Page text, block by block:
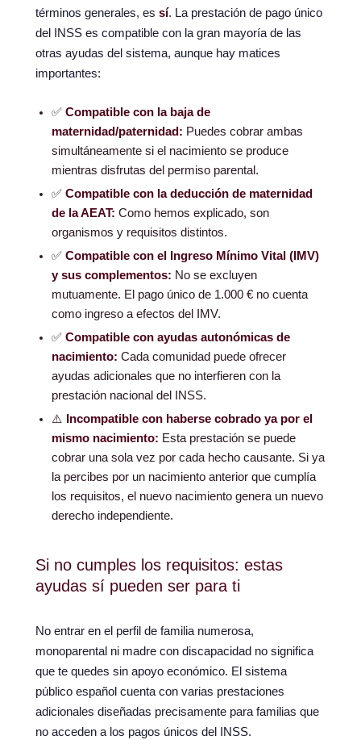
términos generales, es sí. La prestación de pago único
del INSS es compatible con la gran mayoría de las
otras ayudas del sistema, aunque hay matices
importantes:
✅ Compatible con la baja de
maternidad/paternidad: Puedes cobrar ambas
simultáneamente si el nacimiento se produce
mientras disfrutas del permiso parental.
✅ Compatible con la deducción de maternidad
de la AEAT: Como hemos explicado, son
organismos y requisitos distintos.
✅ Compatible con el Ingreso Mínimo Vital (IMV)
y sus complementos: No se excluyen
mutuamente. El pago único de 1.000 € no cuenta
como ingreso a efectos del IMV.
✅ Compatible con ayudas autonómicas de
nacimiento: Cada comunidad puede ofrecer
ayudas adicionales que no interfieren con la
prestación nacional del INSS.
⚠️
Incompatible con haberse cobrado ya por el
mismo nacimiento: Esta prestación se puede
cobrar una sola vez por cada hecho causante. Si ya
la percibes por un nacimiento anterior que cumplía
los requisitos, el nuevo nacimiento genera un nuevo
derecho independiente.
Si no cumples los requisitos: estas
ayudas sí pueden ser para ti
No entrar en el perfil de familia numerosa,
monoparental ni madre con discapacidad no significa
que te quedes sin apoyo económico. El sistema
público español cuenta con varias prestaciones
adicionales diseñadas precisamente para familias que
no acceden a los pagos únicos del INSS.